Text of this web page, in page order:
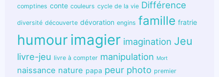
comptines conte couleurs cycle de la vie Différence
diversité découverte dévoration engins famille fratrie
humour imagier imagination Jeu
livre-jeu livre à compter manipulation Mort
naissance nature papa peur photo premier